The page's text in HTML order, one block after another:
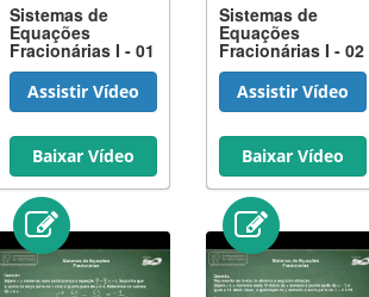
Sistemas de
Equações
Fracionárias I - 01
Assistir Vídeo
Baixar Vídeo
Sistemas de
Equações
Fracionárias I - 02
Assistir Vídeo
Baixar Vídeo